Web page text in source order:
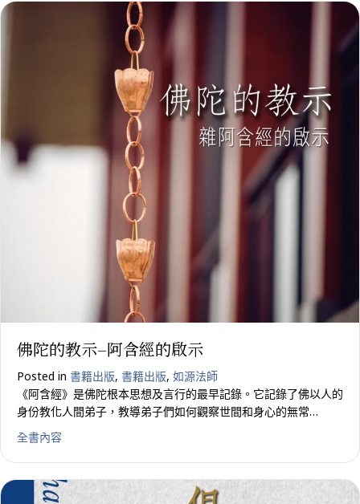
佛陀的教示–阿含經的啟示
Posted in 書籍出版, 書籍出版, 如源法師
《阿含經》是佛陀根本思想及言行的最早記錄。它記錄了佛以人的
身份教化人間弟子，教導弟子們如何觀察世間和身心的無常…
全書內容about 佛陀的教示–阿含經的啟示